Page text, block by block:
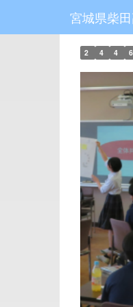
宮城県柴
2 4 4 6